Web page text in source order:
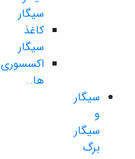
سیگار
کاغذ
سیگار
اکسسوری
ها..
سیگار
و
سیگار
برگ